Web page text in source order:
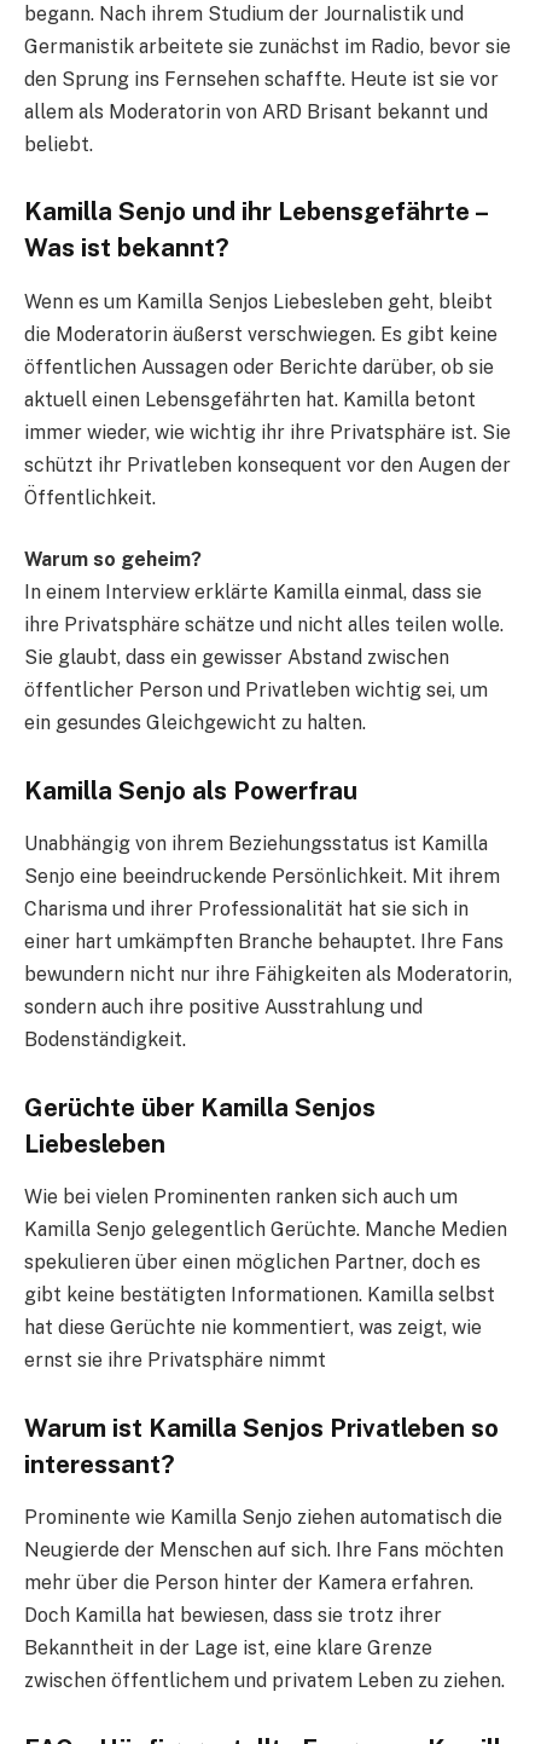
begann. Nach ihrem Studium der Journalistik und
Germanistik arbeitete sie zunächst im Radio, bevor sie
den Sprung ins Fernsehen schaffte. Heute ist sie vor
allem als Moderatorin von ARD Brisant bekannt und
beliebt.
Kamilla Senjo und ihr Lebensgefährte –
Was ist bekannt?
Wenn es um Kamilla Senjos Liebesleben geht, bleibt
die Moderatorin äußerst verschwiegen. Es gibt keine
öffentlichen Aussagen oder Berichte darüber, ob sie
aktuell einen Lebensgefährten hat. Kamilla betont
immer wieder, wie wichtig ihr ihre Privatsphäre ist. Sie
schützt ihr Privatleben konsequent vor den Augen der
Öffentlichkeit.
Warum so geheim?
In einem Interview erklärte Kamilla einmal, dass sie
ihre Privatsphäre schätze und nicht alles teilen wolle.
Sie glaubt, dass ein gewisser Abstand zwischen
öffentlicher Person und Privatleben wichtig sei, um
ein gesundes Gleichgewicht zu halten.
Kamilla Senjo als Powerfrau
Unabhängig von ihrem Beziehungsstatus ist Kamilla
Senjo eine beeindruckende Persönlichkeit. Mit ihrem
Charisma und ihrer Professionalität hat sie sich in
einer hart umkämpften Branche behauptet. Ihre Fans
bewundern nicht nur ihre Fähigkeiten als Moderatorin,
sondern auch ihre positive Ausstrahlung und
Bodenständigkeit.
Gerüchte über Kamilla Senjos
Liebesleben
Wie bei vielen Prominenten ranken sich auch um
Kamilla Senjo gelegentlich Gerüchte. Manche Medien
spekulieren über einen möglichen Partner, doch es
gibt keine bestätigten Informationen. Kamilla selbst
hat diese Gerüchte nie kommentiert, was zeigt, wie
ernst sie ihre Privatsphäre nimmt
Warum ist Kamilla Senjos Privatleben so
interessant?
Prominente wie Kamilla Senjo ziehen automatisch die
Neugierde der Menschen auf sich. Ihre Fans möchten
mehr über die Person hinter der Kamera erfahren.
Doch Kamilla hat bewiesen, dass sie trotz ihrer
Bekanntheit in der Lage ist, eine klare Grenze
zwischen öffentlichem und privatem Leben zu ziehen.